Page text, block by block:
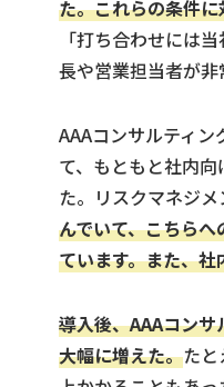
た。これらの条件
「打ち合わせには
長や営業担当者が
AAAコンサルティ
て、もともと社内
た。リスクマネジ
んでいて、こちら
ています。また、
導入後、AAAコン
大幅に増えた。た